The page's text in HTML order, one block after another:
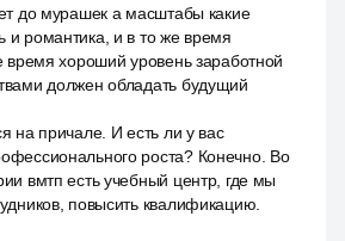
до мурашек а масштабы какие
и романтика, и в то же время
время хороший уровень заработной
должен обладать будущий
на причале. И есть ли у вас
роста? Конечно. Во
вмтп есть учебный центр, где мы
повысить квалификацию.